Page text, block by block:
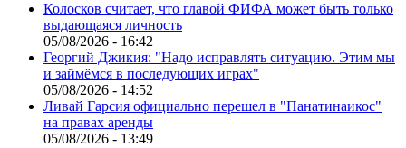
Колосков считает, что главой ФИФА может быть только
выдающаяся личность
05/08/2026 - 16:42
Георгий Джикия: "Надо исправлять ситуацию. Этим мы
и займёмся в последующих играх"
05/08/2026 - 14:52
Ливай Гарсия официально перешел в "Панатинаикос"
на правах аренды
05/08/2026 - 13:49